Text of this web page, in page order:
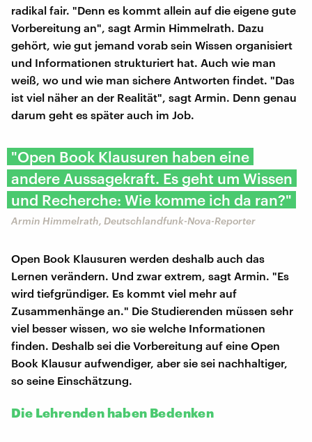
radikal fair. "Denn es kommt allein auf die eigene gute
Vorbereitung an", sagt Armin Himmelrath. Dazu
gehört, wie gut jemand vorab sein Wissen organisiert
und Informationen strukturiert hat. Auch wie man
weiß, wo und wie man sichere Antworten findet. "Das
ist viel näher an der Realität", sagt Armin. Denn genau
darum geht es später auch im Job.
"Open Book Klausuren haben eine
andere Aussagekraft. Es geht um Wissen
und Recherche: Wie komme ich da ran?"
Armin Himmelrath, Deutschlandfunk-Nova-Reporter
Open Book Klausuren werden deshalb auch das
Lernen verändern. Und zwar extrem, sagt Armin. "Es
wird tiefgründiger. Es kommt viel mehr auf
Zusammenhänge an." Die Studierenden müssen sehr
viel besser wissen, wo sie welche Informationen
finden. Deshalb sei die Vorbereitung auf eine Open
Book Klausur aufwendiger, aber sie sei nachhaltiger,
so seine Einschätzung.
Die Lehrenden haben Bedenken